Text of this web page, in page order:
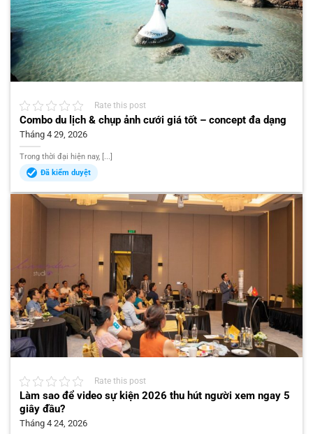
Rate this post
Combo du lịch & chụp ảnh cưới giá tốt – concept đa dạng
Tháng 4 29, 2026
Trong thời đại hiện nay, [...]
Đã kiểm duyệt
Rate this post
Làm sao để video sự kiện 2026 thu hút người xem ngay 5
giây đầu?
Tháng 4 24, 2026